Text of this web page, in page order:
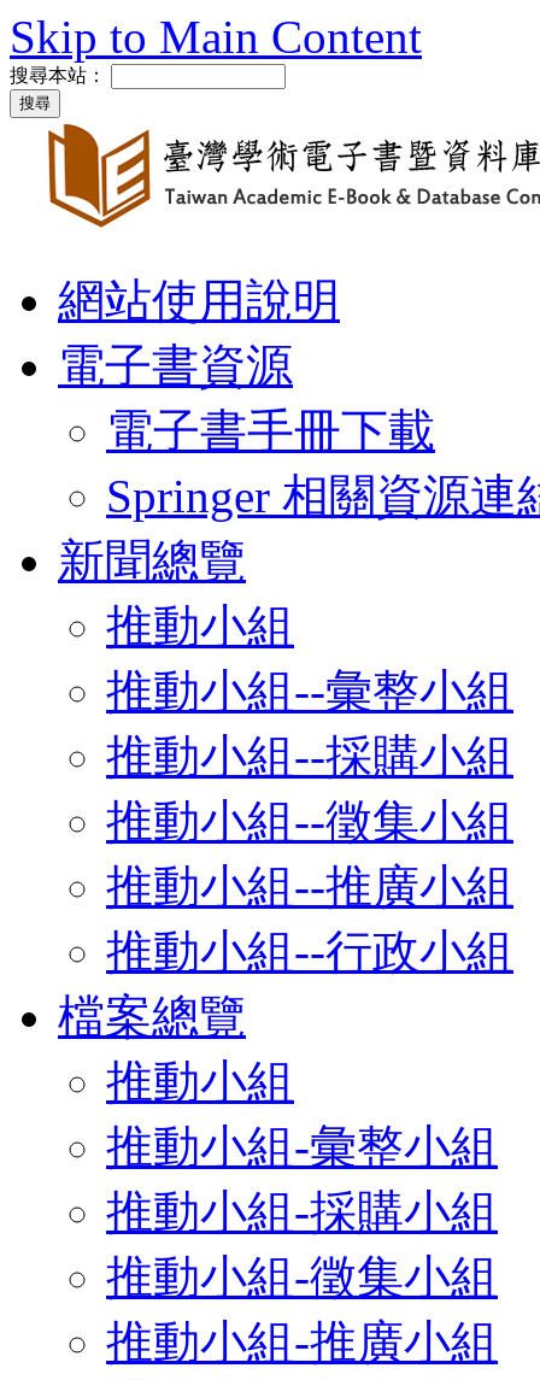
Skip to Main Content
搜尋本站：
網站使用說明
電子書資源
電子書手冊下載
Springer 相關資源連
新聞總覽
推動小組
推動小組--彙整小組
推動小組--採購小組
推動小組--徵集小組
推動小組--推廣小組
推動小組--行政小組
檔案總覽
推動小組
推動小組-彙整小組
推動小組-採購小組
推動小組-徵集小組
推動小組-推廣小組